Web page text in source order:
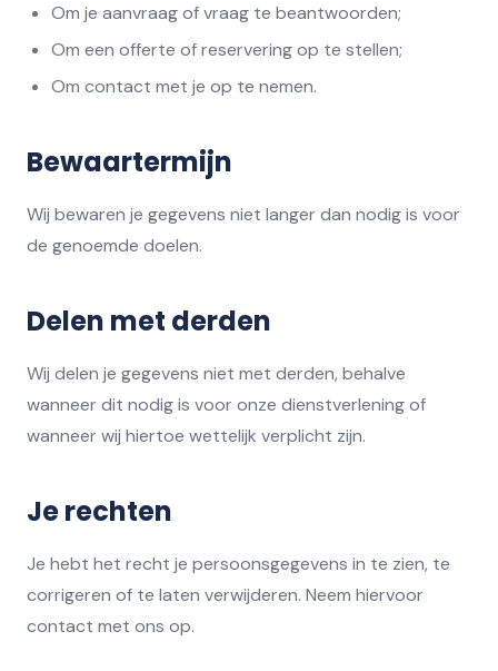
Om je aanvraag of vraag te beantwoorden;
Om een offerte of reservering op te stellen;
Om contact met je op te nemen.
Bewaartermijn
Wij bewaren je gegevens niet langer dan nodig is voor
de genoemde doelen.
Delen met derden
Wij delen je gegevens niet met derden, behalve
wanneer dit nodig is voor onze dienstverlening of
wanneer wij hiertoe wettelijk verplicht zijn.
Je rechten
Je hebt het recht je persoonsgegevens in te zien, te
corrigeren of te laten verwijderen. Neem hiervoor
contact met ons op.